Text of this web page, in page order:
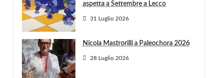
aspetta a Settembre a Lecco
31 Luglio 2026
Nicola Mastrorilli a Paleochora 2026
28 Luglio 2026